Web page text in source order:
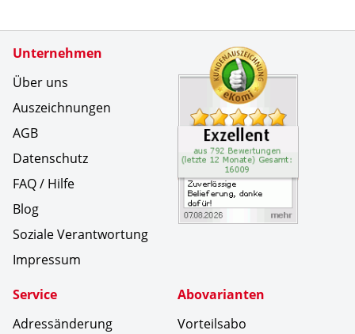
Unternehmen
Über uns
Auszeichnungen
AGB
Datenschutz
FAQ / Hilfe
Blog
Soziale Verantwortung
Impressum
Service
Adressänderung
Abovarianten
Vorteilsabo
Zertifikate